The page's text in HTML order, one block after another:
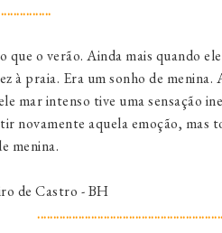
que o verão. Ainda mais quando
à praia. Era um sonho de
mar intenso tive uma sensação
novamente aquela emoção, mas
menina.
de Castro - BH